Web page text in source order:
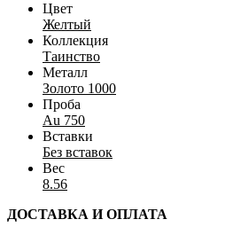
Цвет
Желтый
Коллекция
Таинство
Металл
Золото 1000
Проба
Au 750
Вставки
Без вставок
Вес
8.56
ДОСТАВКА И ОПЛАТА